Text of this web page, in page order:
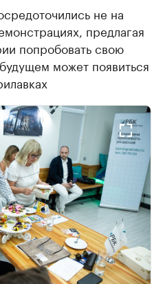
не на
предлагая
попробовать свою
может появиться